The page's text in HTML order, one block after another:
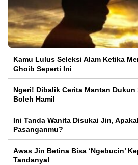
Kamu Lulus Seleksi Alam Ketika
Ghoib Seperti Ini
Ngeri! Dibalik Cerita Mantan Dukun
Boleh Hamil
Ini Tanda Wanita Disukai Jin,
Pasanganmu?
Awas Jin Betina Bisa ‘Ngebucin’
Tandanya!